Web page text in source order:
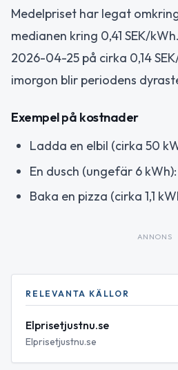
Medelpriset har legat
medianen kring 0,41 SEK/
2026-04-25 på cirka 0,14
imorgon blir periodens
Exempel på kostnader
Ladda en elbil (cirka 50
En dusch (ungefär 6 kWh):
Baka en pizza (cirka 1,1
ANNONS
RELEVANTA KÄLLOR
Elprisetjustnu.se
Elprisetjustnu.se